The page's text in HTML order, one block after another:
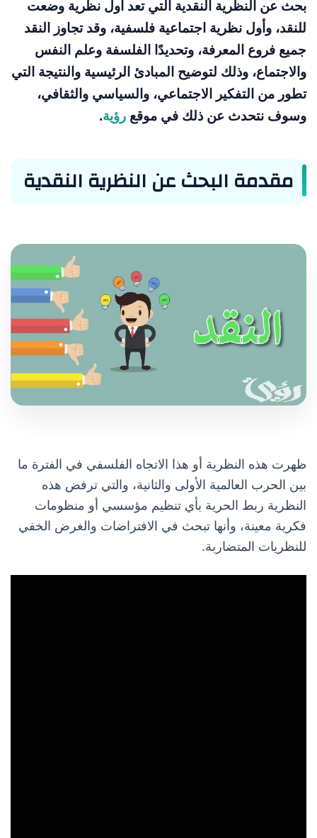
بحث عن النظرية النقدية التي تعد أول نظرية وضعت
للنقد، وأول نظرية اجتماعية فلسفية، وقد تجاوز النقد
جميع فروع المعرفة، وتحديدًا الفلسفة وعلم النفس
والاجتماع، وذلك لتوضيح المبادئ الرئيسية والنتيجة التي
تطور من التفكير الاجتماعي، والسياسي والثقافي،
وسوف نتحدث عن ذلك في موقع رؤية.
مقدمة البحث عن النظرية النقدية
ظهرت هذه النظرية أو هذا الاتجاه الفلسفي في الفترة ما
بين الحرب العالمية الأولى والثانية، والتي ترفض هذه
النظرية ربط الحرية بأي تنظيم مؤسسي أو منظومات
فكرية معينة، وأنها تبحث في الافتراضات والغرض الخفي
للنظريات المتضاربة.